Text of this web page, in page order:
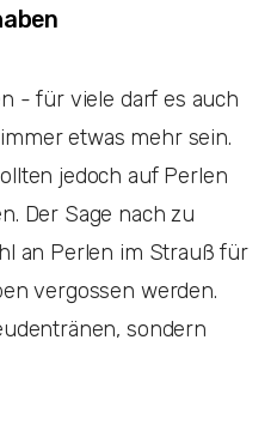
- für viele darf es auch
etwas mehr sein.
jedoch auf Perlen
Der Sage nach zu
an Perlen im Strauß für
vergossen werden.
sondern